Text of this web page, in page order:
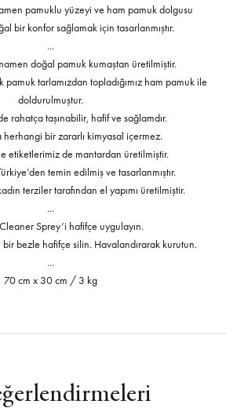
pamuklu yüzeyi ve ham pamuk dolgusu
bir konfor sağlamak için tasarlanmıştır.
...
doğal pamuk kumaştan üretilmiştir.
tarlamızdan topladığımız ham pamuk ile
doldurulmuştur.
rahatça taşınabilir, hafif ve sağlamdır.
herhangi bir zararlı kimyasal içermez.
etiketlerimiz de mantardan üretilmiştir.
temin edilmiş ve tasarlanmıştır.
terziler tarafından el yapımı üretilmiştir.
...
Sprey’i hafifçe uygulayın.
bezle hafifçe silin. Havalandırarak kurutun.
...
70 cm x 30 cm / 3 kg